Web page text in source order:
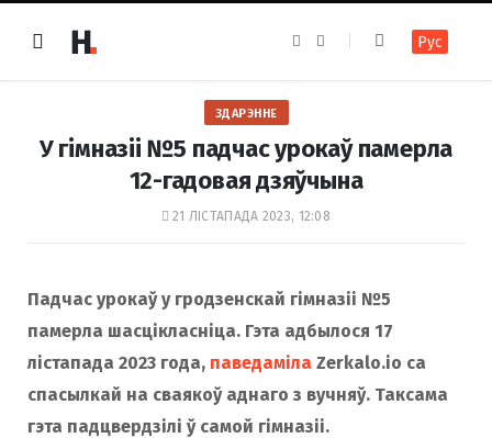
e
k
t
a
m
Рус
ЗДАРЭННЕ
У гімназіі №5 падчас урокаў памерла
12-гадовая дзяўчына
21 ЛІСТАПАДА 2023, 12:08
Падчас урокаў у гродзенскай гімназіі №5
памерла шасцікласніца. Гэта адбылося 17
лістапада 2023 года, паведаміла Zerkalo.io са
спасылкай на сваякоў аднаго з вучняў. Таксама
гэта падцвердзілі ў самой гімназіі.